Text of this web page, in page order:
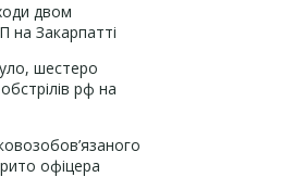
двом
на Закарпатті
шестеро
рф на
офіцера